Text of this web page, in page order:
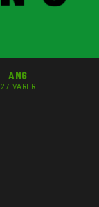
AN6
27 VARER